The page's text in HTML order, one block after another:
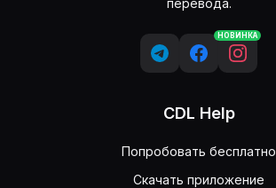
перевода.
НОВИНКА
CDL Help
Попробовать бесплатно
Скачать приложение